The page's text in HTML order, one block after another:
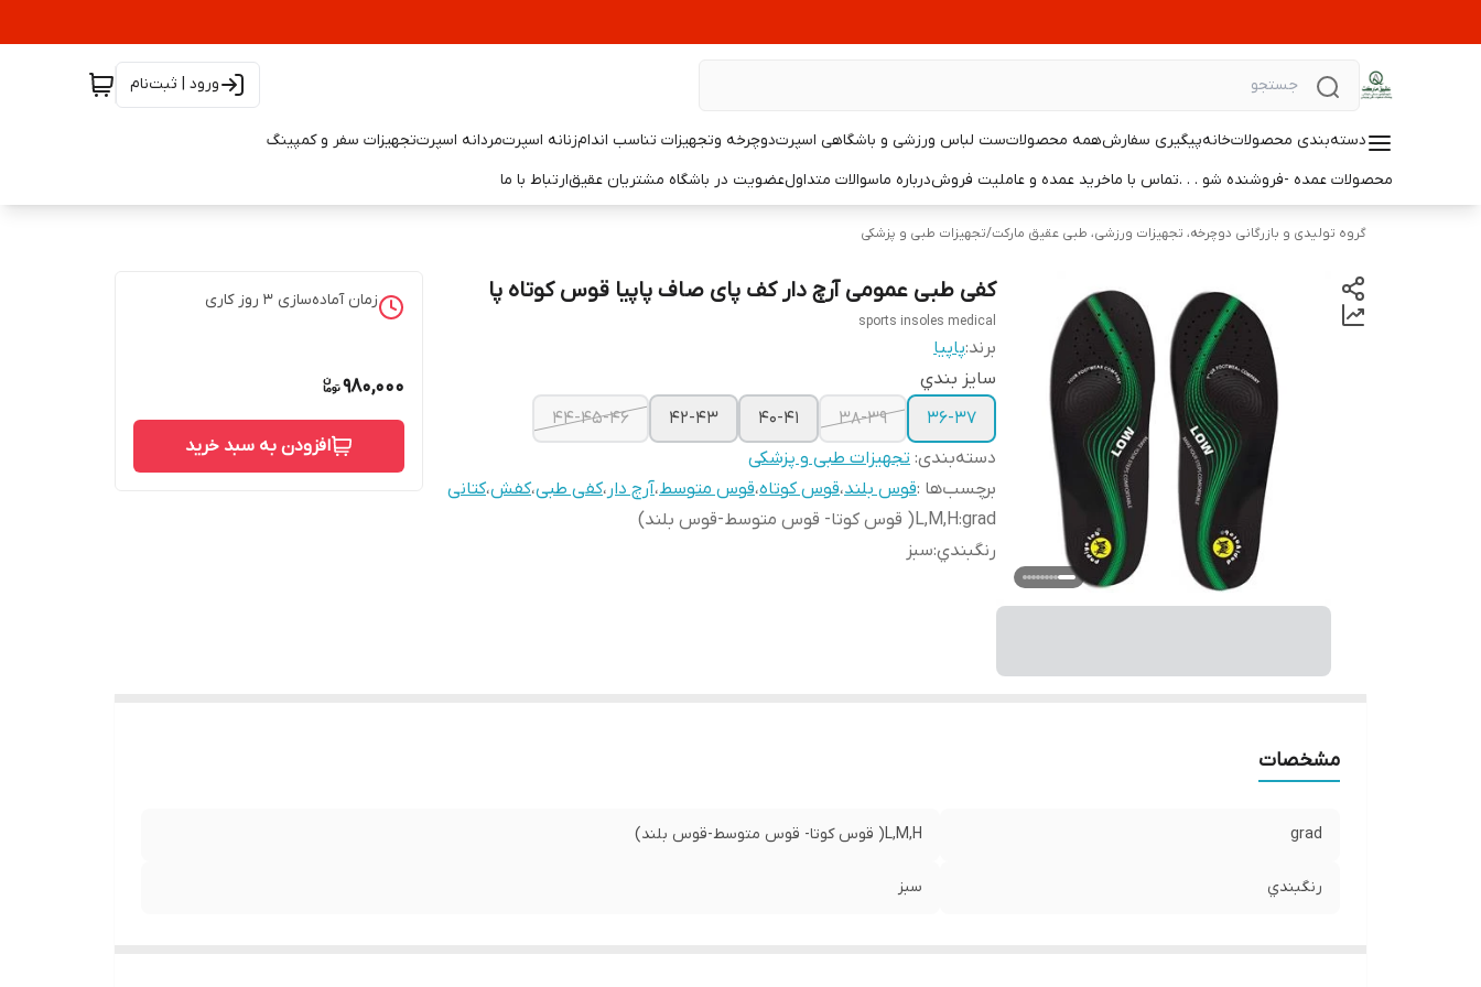
ورود | ثبت‌نام
دسته‌بندی محصولاتخانهپیگیری سفارشهمه محصولاتست لباس ورزشی و باشگاهی اسپرتدوچرخه وتجهیزات تناسب اندامزنانه اسپرتمردانه اسپرتتجهیزات سفر و کمپینگ
محصولات عمده -فروشنده شو . . .تماس با ماخرید عمده و عاملیت فروشدرباره ماسوالات متداولعضویت در باشگاه مشتریان عقیقارتباط با ما
گروه تولیدی و بازرگانی دوچرخه، تجهیزات ورزشی، طبی عقیق مارکت/تجهیزات طبی و پزشکی
کفی طبی عمومی آرچ دار کف پای صاف پاپیا قوس کوتاه پا
sports insoles medical
برند:پاپيا
سايز بندي
36-37
38-39
40-41
42-43
44-45-46
دسته‌بندی: تجهیزات طبی و پزشکی
برچسب‌ها :قوس بلند،قوس کوتاه،قوس متوسط،آرچ دار ،کفی طبی،کفش،کتانی
grad
:L,M,H( قوس كوتا- قوس متوسط-قوس بلند)
رنگبندي:سبز
زمان آماده‌سازی 3 روز کاری
980,000
افزودن به سبد خرید
مشخصات
grad L,M,H( قوس كوتا- قوس متوسط-قوس بلند)
رنگبندي سبز